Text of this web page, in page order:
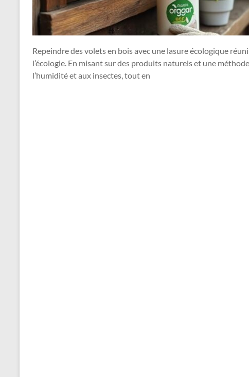
Repeindre des volets en bois avec une lasure écologique
l’écologie. En misant sur des produits naturels et une
l’humidité et aux insectes, tout en